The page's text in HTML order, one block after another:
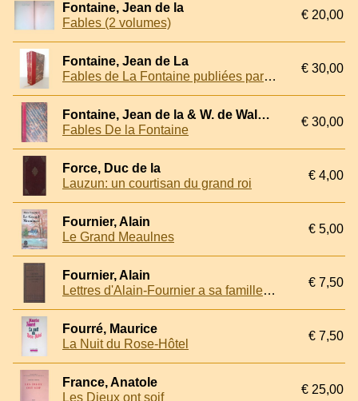
Fontaine, Jean de la
Fables (2 volumes)
€ 20,00
Fontaine, Jean de La
Fables de La Fontaine publiées par D. Jouaust avec une préface de Paul Lacroix (2 volumes)
€ 30,00
Fontaine, Jean de la & W. de Walckenaer (illustrations)
Fables De la Fontaine
€ 30,00
Force, Duc de la
Lauzun: un courtisan du grand roi
€ 4,00
Fournier, Alain
Le Grand Meaulnes
€ 5,00
Fournier, Alain
Lettres d'Alain-Fournier a sa famille (1905-1914)
€ 7,50
Fourré, Maurice
La Nuit du Rose-Hôtel
€ 7,50
France, Anatole
Les Dieux ont soif
€ 25,00